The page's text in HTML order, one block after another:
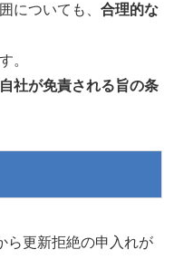
についても、 合理的な
。
自社が免責される旨の条
ら更新拒絶の申入れが